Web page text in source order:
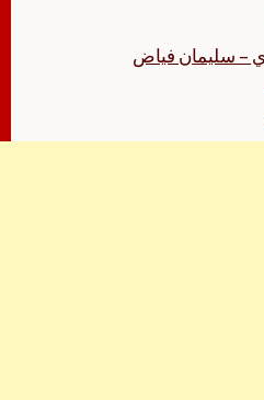
– سليمان فياض